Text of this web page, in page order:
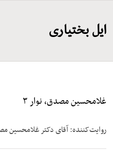
ایل بختیاری
غلامحسین مصدق، نوار ۳
روایت‌کننده: آقای دکتر غلامحسین مصدق تاریخ مصاحبه: ۲